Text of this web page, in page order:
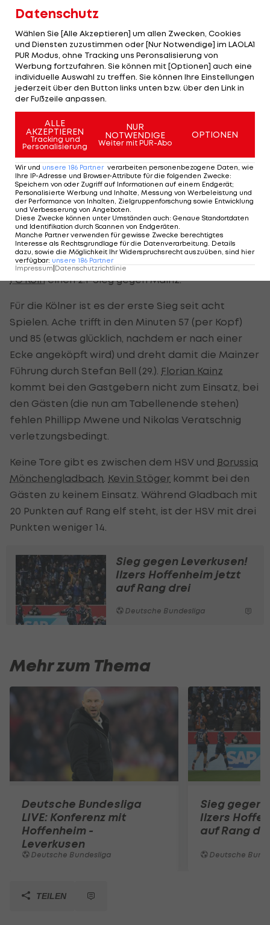
Wimmer und Honsak mit Remis
Der VfL Wolfsburg(Patrick Wimmerspielt durch)
trennt sich mit 1:1 vom1. FC Heidenheimmit
Mathias Honsak (bis zur 90. Minute am Platz).
Nachspielzeit der ersten Hälfte in Führung, nach
einer Ecke gleicht Moritz Jenz via Innenpfosten
per Kopf aus (80.). Heidenheim ist damit auf Platz
17, Wolfsburg rutscht auf den zwölften
Tabellenrang ab.
Köln siegt wieder dank Ache
Ein Doppelpack von Ragnar Ache beschert dem1.
FC Kölneinen 2:1-Sieg gegen Mainz.
Für die Kölner ist es der erste Sieg seit acht
Spielen. Ache trifft in den Minuten 57 (per Kopf)
und 85 (etwas glücklich, nachdem er nach einer
Ecke angeköpft wird) und dreht damit die Mainzer
Führung durch Stefan Bell (29.). Florian Kainz
kommt bei den Gastgebern nicht zum Einsatz, bei
den Gästen (die nun am Tabellenende stehen)
fehlen Phillipp Mwene und Nikolas Veratschnig
verletzungsbedingt.
Keine Tore gibt es zwischen dem HSV und Borussia
Mönchengladbach Kevin Stöger kommt bei den
Gästen zu keinem Einsatz. Während Gladbach mit
20 Punkten auf Rang elf steht, ist der HSV mit drei
Punkten weniger 14.
Sieg gegen Leverkusen!
Ilzers Hoffenheim jetzt
auf Rang drei
Deutsche Bundesliga
Mehr zum Thema
Deutsche Bundesliga
LIVE: Konferenz mit
Hoffenheim -
Leverkusen
Deutsche Bundesliga
Sieg gegen
Ilzers
auf Rang
Deutsche
TEILEN
Datenschutz
Wählen Sie [Alle Akzeptieren] um allen Zwecken, Cookies
und Diensten zuzustimmen oder [Nur Notwendige] im LAOLA1
PUR Modus, ohne Tracking uns Peronsalisierung von
Werbung fortzufahren. Sie können mit [Optionen] auch eine
individuelle Auswahl zu treffen. Sie können Ihre Einstellungen
jederzeit über den Button links unten bzw. über den Link in
der Fußzeile anpassen.
ALLE
AKZEPTIEREN
Tracking und
Personalisierung
NUR
NOTWENDIGE
Weiter mit PUR-Abo
OPTIONEN
Wir und unsere 186 Partner verarbeiten personenbezogene Daten, wie
Ihre IP-Adresse und Browser-Attribute für die folgenden Zwecke:
Speichern von oder Zugriff auf Informationen auf einem Endgerät;
Personalisierte Werbung und Inhalte, Messung von Werbeleistung und
der Performance von Inhalten, Zielgruppenforschung sowie Entwicklung
und Verbesserung von Angeboten
Diese Zwecke können unter Umständen auch: Genaue Standortdaten
und Identifikation durch Scannen von Endgeräten
Manche Partner verwenden für gewisse Zwecke berechtigtes
Interesse als Rechtsgrundlage für die Datenverarbeitung. Details
dazu, sowie die Möglichkeit Ihr Widerspruchsrecht auszuüben, sind hier
verfügbar: unsere 186 Partner
Impressum|Datenschutzrichtlinie